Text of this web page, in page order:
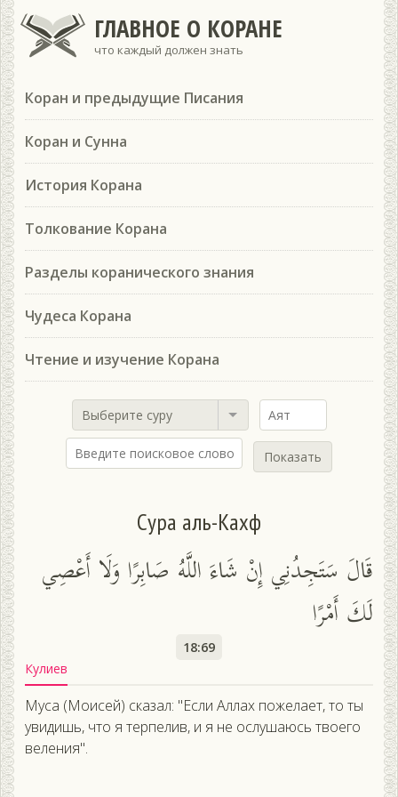
ГЛАВНОЕ О КОРАНЕ
что каждый должен знать
Коран и предыдущие Писания
Коран и Сунна
История Корана
Толкование Корана
Разделы коранического знания
Чудеса Корана
Чтение и изучение Корана
Выберите суру
Показать
Сура аль-Кахф
قَالَ سَتَجِدُنِي إِنْ شَاءَ اللَّهُ صَابِرًا وَلَا أَعْصِي
لَكَ أَمْرًا
18:69
Кулиев
Муса (Моисей) сказал: "Если Аллах пожелает, то ты
увидишь, что я терпелив, и я не ослушаюсь твоего
веления".